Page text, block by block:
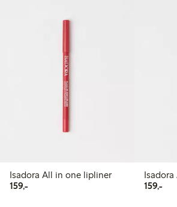
Isadora All in one lipliner
159,-159,00 kr
159,-